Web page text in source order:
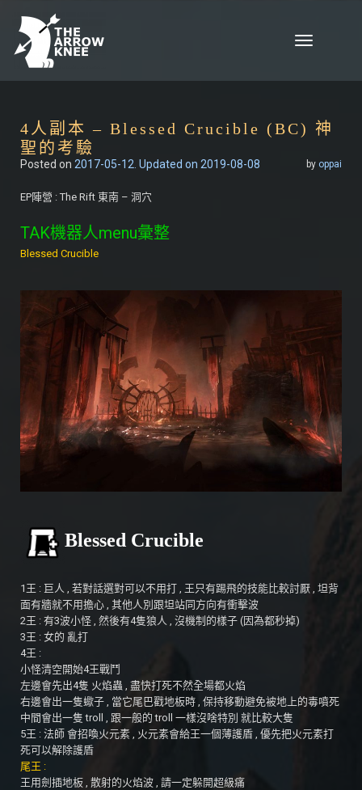
Skip to content
Toggle
4人副本 – Blessed Crucible (BC) 神
聖的考驗
Posted on 2017-05-12 . Updated on 2019-08-08 by oppai
EP陣營 : The Rift 東南 – 洞穴
TAK機器人menu彙整
Blessed Crucible
Blessed Crucible
1王 : 巨人 , 若對話選對可以不用打 , 王只有踢飛的技能比較討厭 , 坦背
面有牆就不用擔心 , 其他人別跟坦站同方向有衝擊波
2王 : 有3波小怪 , 然後有4隻狼人 , 沒機制的樣子 (因為都秒掉)
3王 : 女的 亂打
4王 :
小怪清空開始4王戰鬥
左邊會先出4隻 火焰蟲 , 盡快打死不然全場都火焰
右邊會出一隻蠍子 , 當它尾巴戳地板時 , 保持移動避免被地上的毒噴死
中間會出一隻 troll , 跟一般的 troll 一樣沒啥特別 就比較大隻
5王 : 法師 會招喚火元素 , 火元素會給王一個薄護盾 , 優先把火元素打
死可以解除護盾
尾王 :
王用劍插地板 , 散射的火焰波 , 請一定躲開超級痛